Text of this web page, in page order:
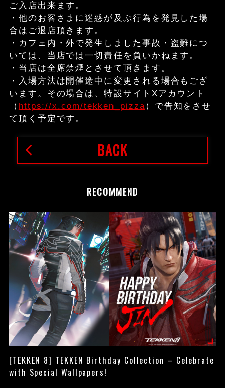
ご入店出来ます。
・他のお客さまに迷惑が及ぶ行為を発見した場
合はご退店頂きます。
・カフェ内・外で発生しました事故・盗難につ
いては、当店では一切責任を負いかねます。
・当店は全席禁煙とさせて頂きます。
・入場方法は開催途中に変更される場合もござ
います。その場合は、特設サイトXアカウント
（ https://x.com/tekken_pizza）で告知をさせ
て頂く予定です。
BACK
RECOMMEND
[TEKKEN 8] TEKKEN Birthday Collection – Celebrate
with Special Wallpapers!